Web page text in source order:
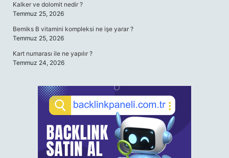
Kalker ve dolomit nedir ?
Temmuz 25, 2026
Bemiks B vitamini kompleksi ne işe yarar ?
Temmuz 25, 2026
Kart numarası ile ne yapılır ?
Temmuz 24, 2026